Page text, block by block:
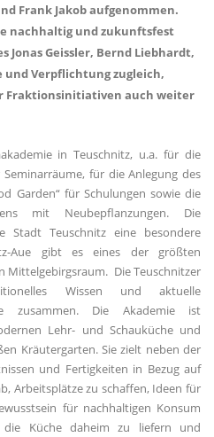
Frank Jakob aufgenommen.
nachhaltig und zukunftsfest
Jonas Geissler, Bernd Liebhardt,
und Verpflichtung zugleich,
Fraktionsinitiativen auch weiter
in Teuschnitz, u.a. für die
für die Anlegung des
Garden“ für Schulungen sowie die
mit Neubepflanzungen. Die
Teuschnitz eine besondere
Aue gibt es eines der größten
Mittelgebirgsraum. Die Teuschnitzer
Wissen und aktuelle
zusammen. Die Akademie ist
Lehr- und Schauküche und
Kräutergarten. Sie zielt neben der
und Fertigkeiten in Bezug auf
Arbeitsplätze zu schaffen, Ideen für
für nachhaltigen Konsum
Küche daheim zu liefern und